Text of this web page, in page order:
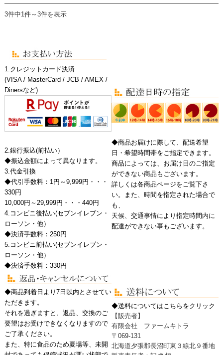
3件中1件～3件を表示
1.クレジットカード決済
(VISA / MasterCard / JCB / AMEX /
Dinersなど)
2.銀行振込(前払い）
◆振込金額によって異なります。
3.代金引換
◆代引手数料：1円～9,999円・・・
330円
10,000円～29,999円・・・440円
4.コンビニ後払い(セブンイレブン・
ローソン・他）
◆決済手数料：250円
5.コンビニ前払い(セブンイレブン・
ローソン・他）
◆決済手数料：330円
◆商品お届けに際して、配送希望
日・希望時間帯をご指定できます。
商品によっては、お届け日のご指定
ができない商品もございます。
詳しくは各商品ページをご覧下さ
い。また、時間を指定された場合で
も、
天候、交通事情により指定時間内に
配達ができない事もございます。
◆商品到着日より7日以内とさせてい
ただきます。
それを過ぎますと、返品、交換のご
要望はお受けできなくなりますので
ご了承ください。
また、特に食品のため夏場等、未開
◆送料についてはこちらをクリック
【販売者】
有限会社 ファームキトラ
〒069-131
北海道夕張郡長沼町東３線北９番地